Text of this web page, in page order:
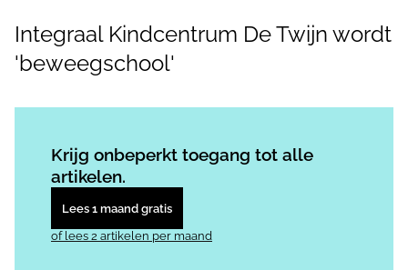
Integraal Kindcentrum De Twijn wordt
'beweegschool'
Krijg onbeperkt toegang tot alle
artikelen.
Lees 1 maand gratis
of lees 2 artikelen per maand